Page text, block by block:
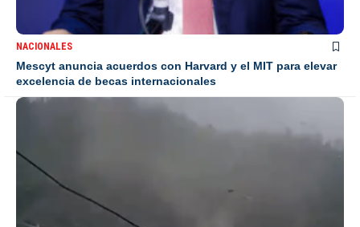
NACIONALES
Mescyt anuncia acuerdos con Harvard y el MIT para elevar
excelencia de becas internacionales